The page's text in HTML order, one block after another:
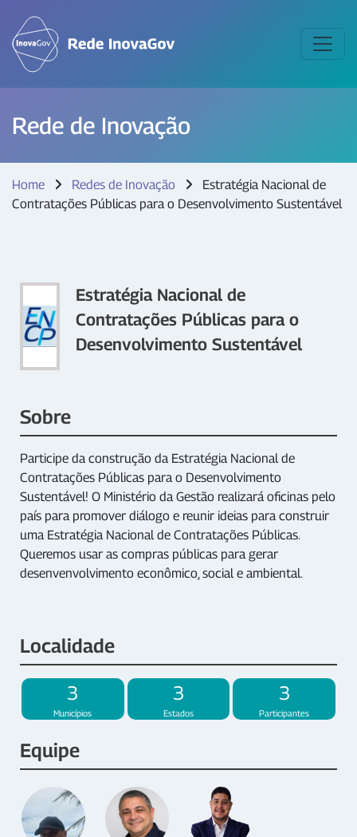
Rede de Inovação
Home Redes de Inovação
Estratégia Nacional de
Contratações Públicas para o Desenvolvimento Sustentável
Estratégia Nacional de
Contratações Públicas para o
Desenvolvimento Sustentável
Sobre
Participe da construção da Estratégia Nacional de
Contratações Públicas para o Desenvolvimento
Sustentável! O Ministério da Gestão realizará oficinas pelo
país para promover diálogo e reunir ideias para construir
uma Estratégia Nacional de Contratações Públicas.
Queremos usar as compras públicas para gerar
desenvenvolvimento econômico, social e ambiental.
Localidade
3
Municípios
3
Estados
3
Participantes
Equipe